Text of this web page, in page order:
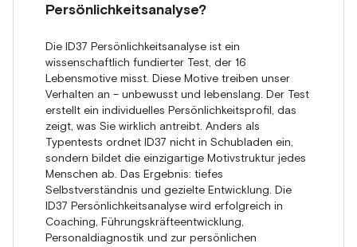
Persönlichkeitsanalyse?
Die ID37 Persönlichkeitsanalyse ist ein
wissenschaftlich fundierter Test, der 16
Lebensmotive misst. Diese Motive treiben unser
Verhalten an – unbewusst und lebenslang. Der Test
erstellt ein individuelles Persönlichkeitsprofil, das
zeigt, was Sie wirklich antreibt. Anders als
Typentests ordnet ID37 nicht in Schubladen ein,
sondern bildet die einzigartige Motivstruktur jedes
Menschen ab. Das Ergebnis: tiefes
Selbstverständnis und gezielte Entwicklung. Die
ID37 Persönlichkeitsanalyse wird erfolgreich in
Coaching, Führungskräfteentwicklung,
Personaldiagnostik und zur persönlichen